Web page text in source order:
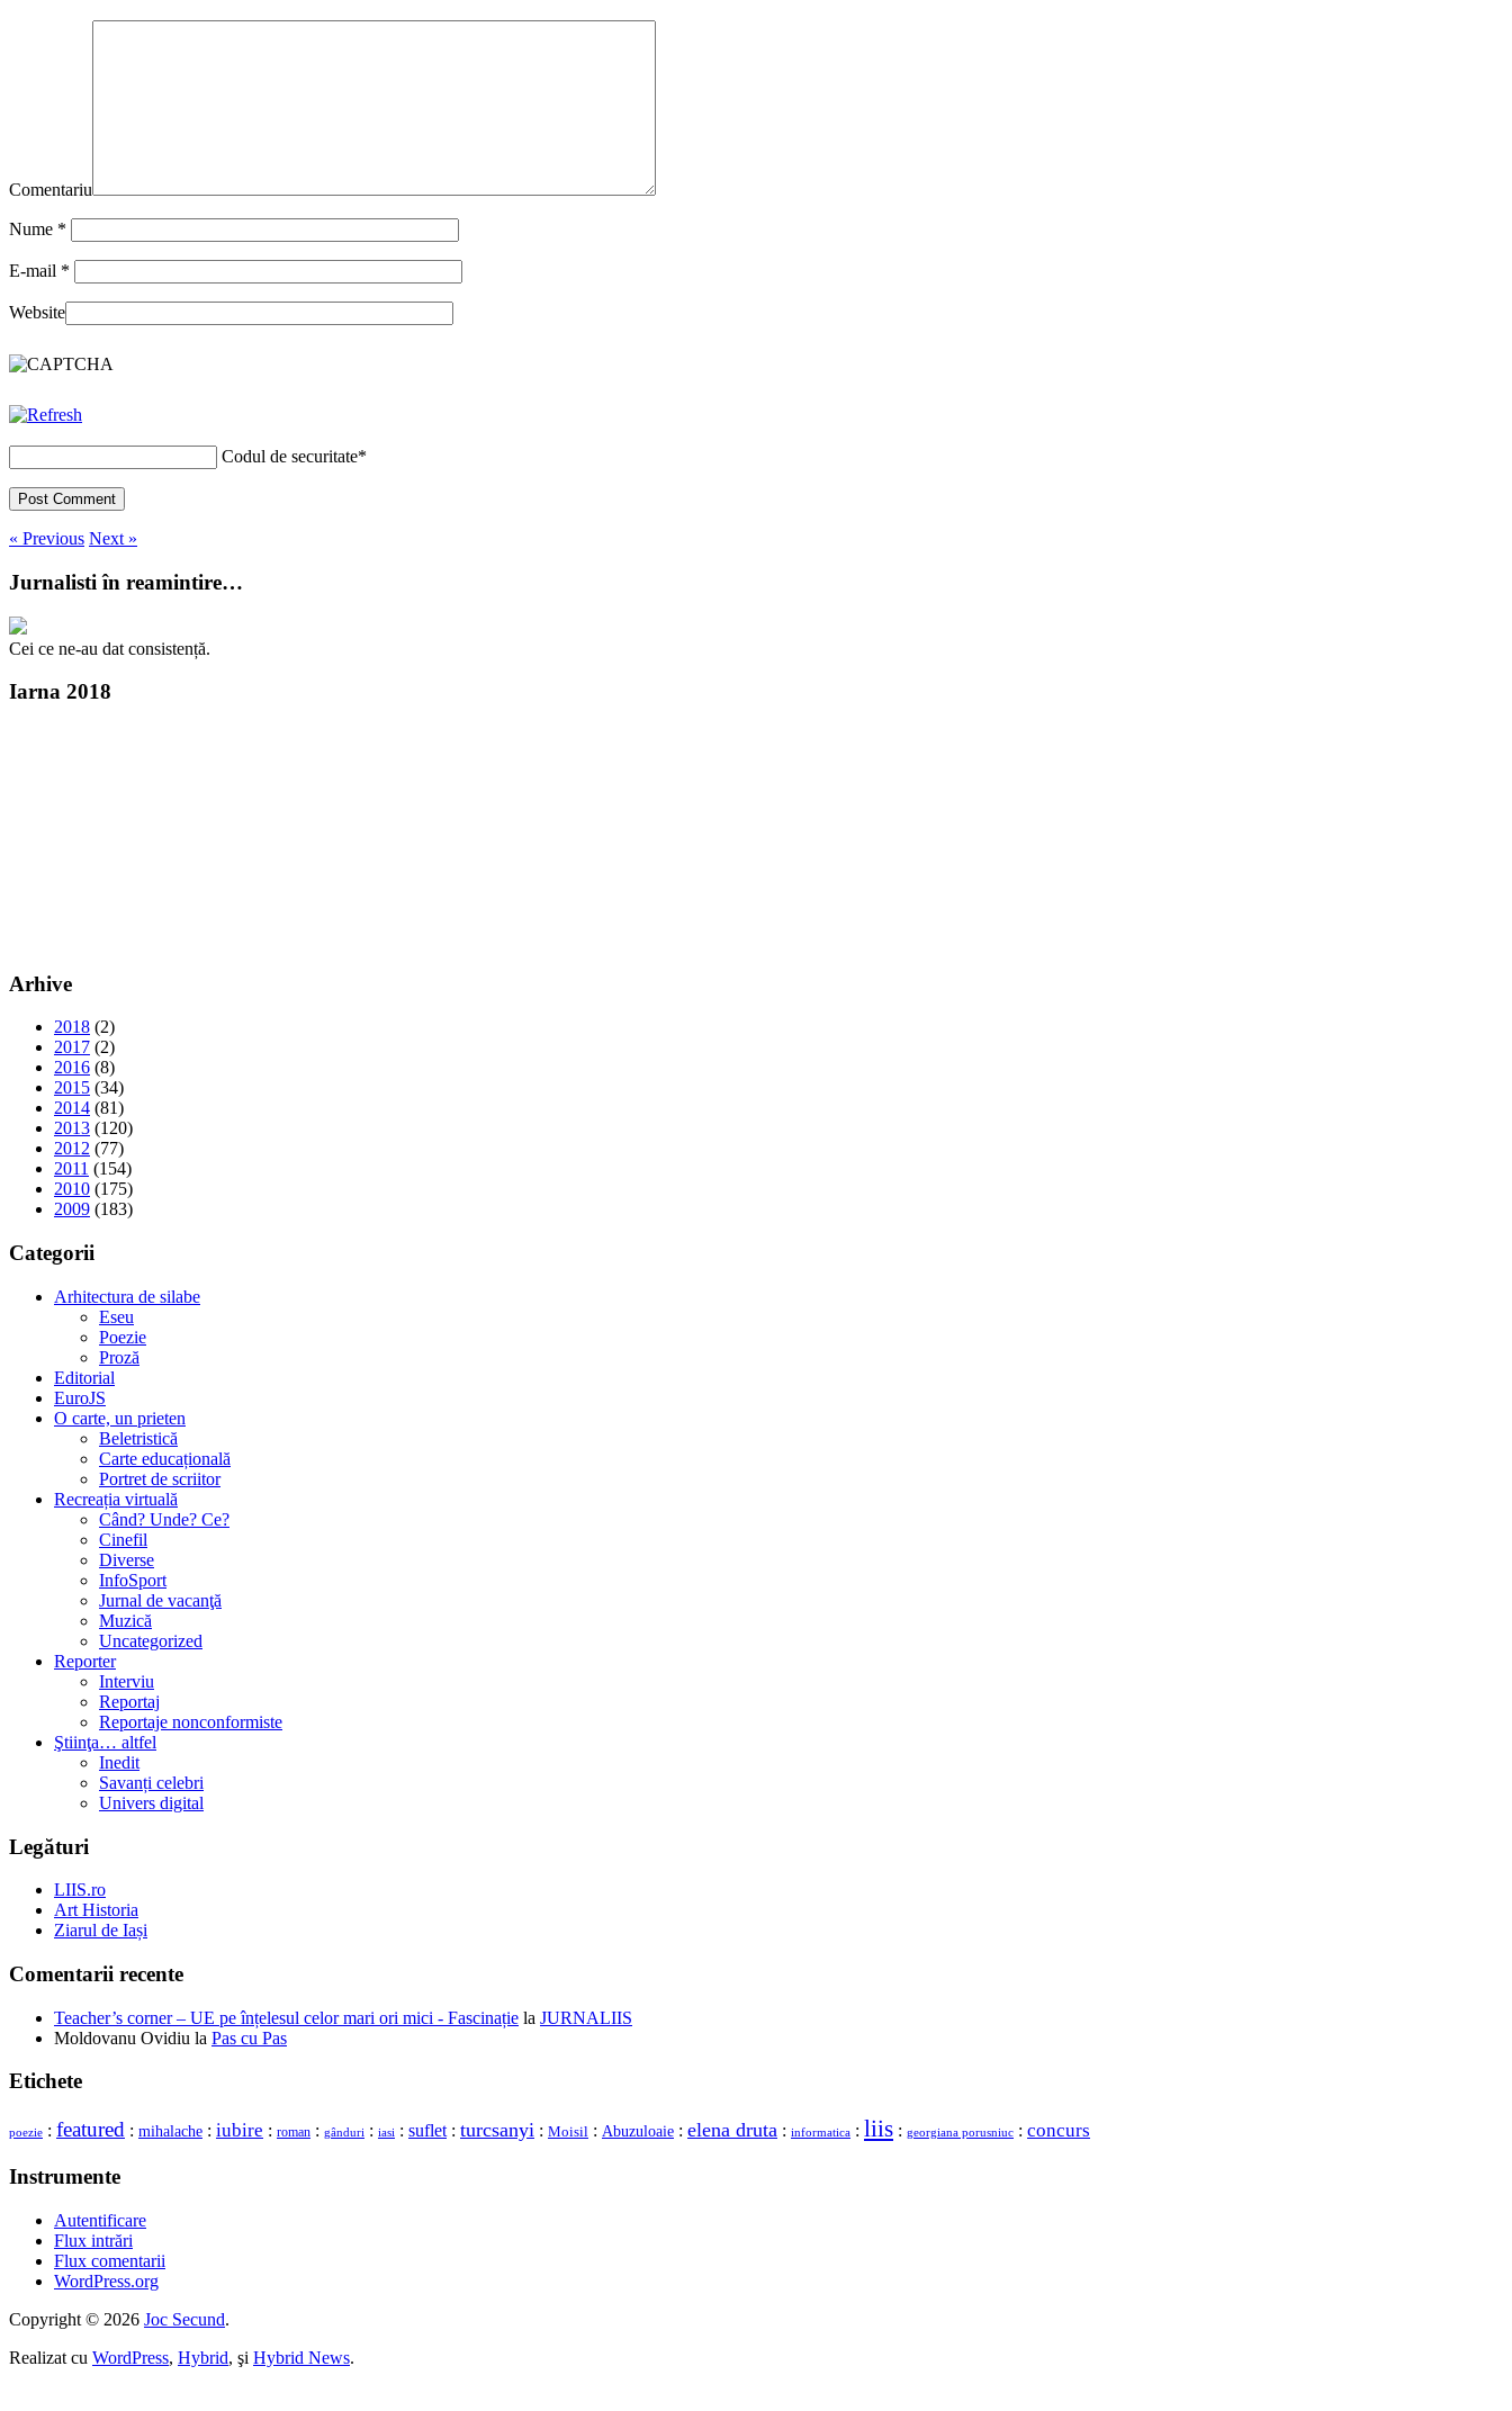
Comentariu
Nume *
E-mail *
Website
Codul de securitate*
« Previous Next »
Jurnalisti în reamintire…
Cei ce ne-au dat consistență.
Iarna 2018
Arhive
2018 (2)
2017 (2)
2016 (8)
2015 (34)
2014 (81)
2013 (120)
2012 (77)
2011 (154)
2010 (175)
2009 (183)
Categorii
Arhitectura de silabe
Eseu
Poezie
Proză
Editorial
EuroJS
O carte, un prieten
Beletristică
Carte educațională
Portret de scriitor
Recreația virtuală
Când? Unde? Ce?
Cinefil
Diverse
InfoSport
Jurnal de vacanţă
Muzică
Uncategorized
Reporter
Interviu
Reportaj
Reportaje nonconformiste
Ştiinţa… altfel
Inedit
Savanți celebri
Univers digital
Legături
LIIS.ro
Art Historia
Ziarul de Iași
Comentarii recente
Teacher’s corner – UE pe înțelesul celor mari ori mici - Fascinație la JURNALIIS
Moldovanu Ovidiu la Pas cu Pas
Etichete
poezie : featured : mihalache : iubire : roman : gânduri : iasi : suflet : turcsanyi : Moisil : Abuzuloaie : elena druta : informatica : liis : georgiana porusniuc : concurs
Instrumente
Autentificare
Flux intrări
Flux comentarii
WordPress.org
Copyright © 2026 Joc Secund.
Realizat cu WordPress, Hybrid, şi Hybrid News.